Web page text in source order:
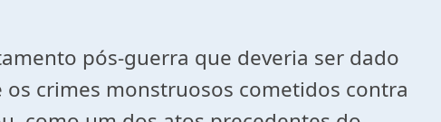
pós-guerra que deveria ser dado
crimes monstruosos cometidos contra